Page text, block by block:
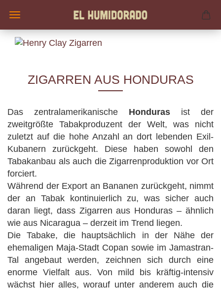
ZIGARREN AUS HONDURAS
Das zentralamerikanische Honduras ist der
zweitgrößte Tabakproduzent der Welt, was nicht
zuletzt auf die hohe Anzahl an dort lebenden Exil-
Kubanern zurückgeht. Diese haben sowohl den
Tabakanbau als auch die Zigarrenproduktion vor Ort
forciert.
Während der Export an Bananen zurückgeht, nimmt
der an Tabak kontinuierlich zu, was sicher auch
daran liegt, dass Zigarren aus Honduras – ähnlich
wie aus Nicaragua – derzeit im Trend liegen.
Die Tabake, die hauptsächlich in der Nähe der
ehemaligen Maja-Stadt Copan sowie im Jamastran-
Tal angebaut werden, zeichnen sich durch eine
enorme Vielfalt aus. Von mild bis kräftig-intensiv
wächst hier alles, worauf unter anderem auch die